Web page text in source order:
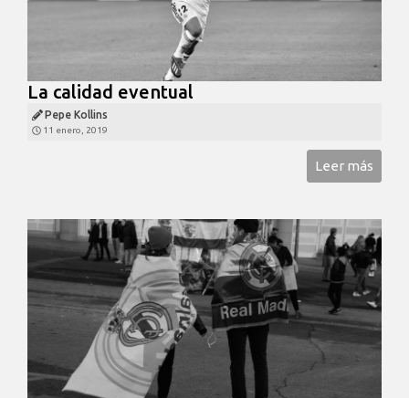
La calidad eventual
Pepe Kollins
11 enero, 2019
Leer más